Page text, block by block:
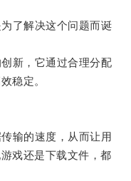
了解决这个问题而诞
新，它通过合理分配
稳定。
输的速度，从而让用
戏还是下载文件，都